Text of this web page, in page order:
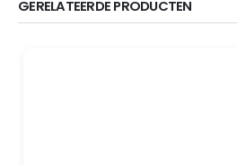
GERELATEERDE PRODUCTEN